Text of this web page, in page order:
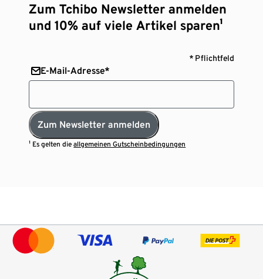
Zum Tchibo Newsletter anmelden
und 10% auf viele Artikel sparen¹
* Pflichtfeld
E-Mail-Adresse*
Zum Newsletter anmelden
¹ Es gelten dieallgemeinen Gutscheinbedingungen